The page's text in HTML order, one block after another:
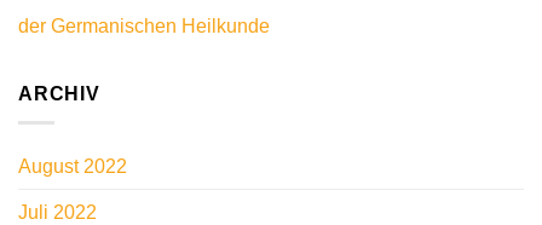
der Germanischen Heilkunde
ARCHIV
August 2022
Juli 2022